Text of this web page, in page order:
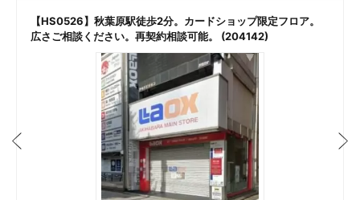
【HS0526】秋葉原駅徒歩2分。カードショップ限定フロア。
広さご相談ください。再契約相談可能。 (204142)